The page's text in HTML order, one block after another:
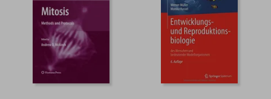
45% 45%
dcto.